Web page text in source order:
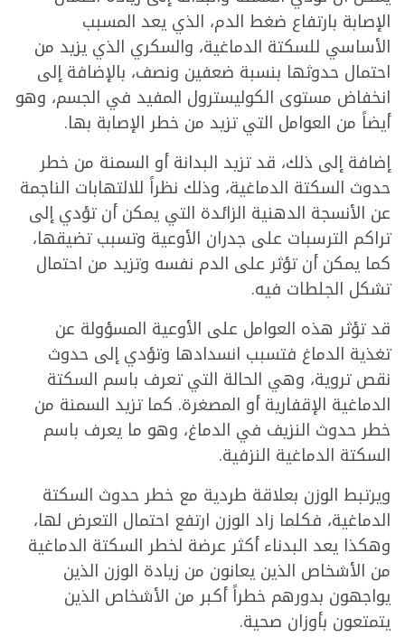
الإصابة بارتفاع ضغط الدم، الذي يعد المسبب
الأساسي للسكتة الدماغية، والسكري الذي يزيد من
احتمال حدوثها بنسبة ضعفين ونصف، بالإضافة إلى
انخفاض مستوى الكوليسترول المفيد في الجسم، وهو
أيضاً من العوامل التي تزيد من خطر الإصابة بها.
إضافة إلى ذلك، قد تزيد البدانة أو السمنة من خطر
حدوث السكتة الدماغية، وذلك نظراً للالتهابات الناجمة
عن الأنسجة الدهنية الزائدة التي يمكن أن تؤدي إلى
تراكم الترسبات على جدران الأوعية وتسبب تضيقها،
كما يمكن أن تؤثر على الدم نفسه وتزيد من احتمال
تشكل الجلطات فيه.
قد تؤثر هذه العوامل على الأوعية المسؤولة عن
تغذية الدماغ فتسبب انسدادها وتؤدي إلى حدوث
نقص تروية، وهي الحالة التي تعرف باسم السكتة
الدماغية الإقفارية أو المصغرة. كما تزيد السمنة من
خطر حدوث النزيف في الدماغ، وهو ما يعرف باسم
السكتة الدماغية النزفية.
ويرتبط الوزن بعلاقة طردية مع خطر حدوث السكتة
الدماغية، فكلما زاد الوزن ارتفع احتمال التعرض لها،
وهكذا يعد البدناء أكثر عرضة لخطر السكتة الدماغية
من الأشخاص الذين يعانون من زيادة الوزن الذين
يواجهون بدورهم خطراً أكبر من الأشخاص الذين
يتمتعون بأوزان صحية.